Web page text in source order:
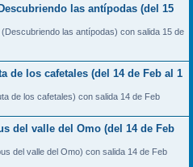
las antípodas (del 15
las antípodas) con salida 15 de
de los cafetales (del 14 de Feb al 1
de los cafetales) con salida 14 de Feb
del valle del Omo (del 14 de Feb
del valle del Omo) con salida 14 de Feb